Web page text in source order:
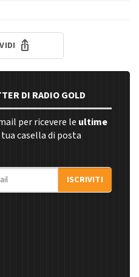
DI RADIO GOLD
per ricevere le ultime
casella di posta
ISCRIVITI